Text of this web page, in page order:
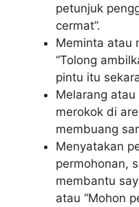
petunjuk
cermat”.
Meminta atau
“Tolong
pintu itu
Melarang atau
merokok di
membuang
Menyatakan
permohonan,
membantu
atau “Mohon